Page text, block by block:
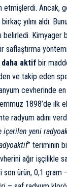
etmişlerdi. Ancak,
yılını aldı.
belirledi. Kimyager
saflaştırma
daha aktif bir
ve takip eden
cevherinde
1898’de ilk
radyum adını
içerilen yeni
” teriminin
ağır işçilikle
son ürün, 0,1 gram